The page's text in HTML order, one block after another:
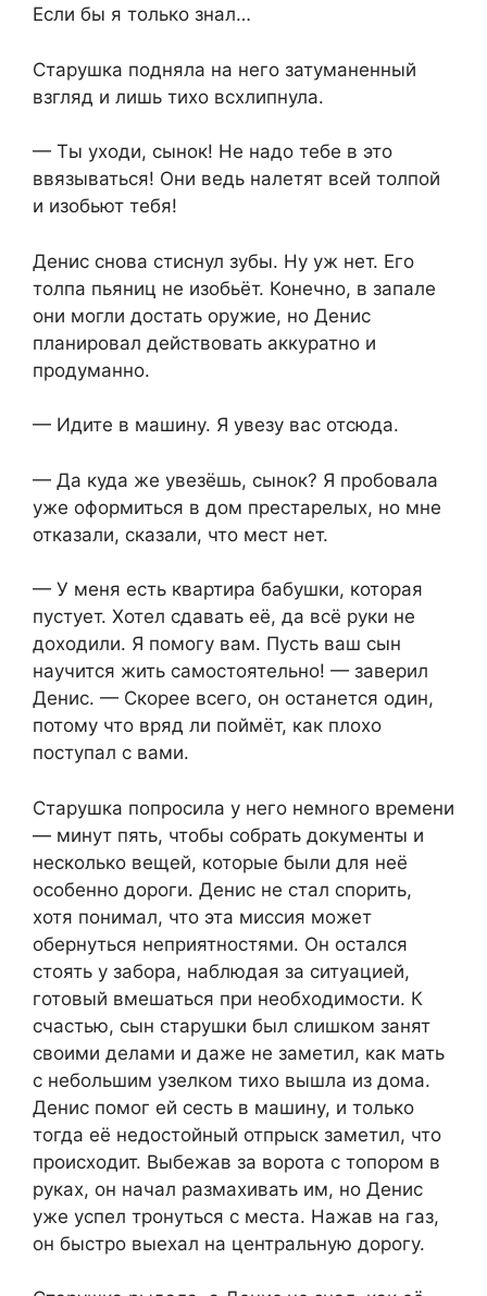
Если бы я только знал…
Старушка подняла на него затуманенный
взгляд и лишь тихо всхлипнула.
— Ты уходи, сынок! Не надо тебе в это
ввязываться! Они ведь налетят всей толпой
и изобьют тебя!
Денис снова стиснул зубы. Ну уж нет. Его
толпа пьяниц не изобьёт. Конечно, в запале
они могли достать оружие, но Денис
планировал действовать аккуратно и
продуманно.
— Идите в машину. Я увезу вас отсюда.
— Да куда же увезёшь, сынок? Я пробовала
уже оформиться в дом престарелых, но мне
отказали, сказали, что мест нет.
— У меня есть квартира бабушки, которая
пустует. Хотел сдавать её, да всё руки не
доходили. Я помогу вам. Пусть ваш сын
научится жить самостоятельно! — заверил
Денис. — Скорее всего, он останется один,
потому что вряд ли поймёт, как плохо
поступал с вами.
Старушка попросила у него немного времени
— минут пять, чтобы собрать документы и
несколько вещей, которые были для неё
особенно дороги. Денис не стал спорить,
хотя понимал, что эта миссия может
обернуться неприятностями. Он остался
стоять у забора, наблюдая за ситуацией,
готовый вмешаться при необходимости. К
счастью, сын старушки был слишком занят
своими делами и даже не заметил, как мать
с небольшим узелком тихо вышла из дома.
Денис помог ей сесть в машину, и только
тогда её недостойный отпрыск заметил, что
происходит. Выбежав за ворота с топором в
руках, он начал размахивать им, но Денис
уже успел тронуться с места. Нажав на газ,
он быстро выехал на центральную дорогу.